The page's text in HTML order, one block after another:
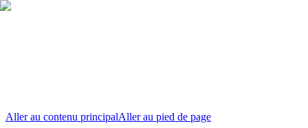
Aller au contenu principalAller au pied de page